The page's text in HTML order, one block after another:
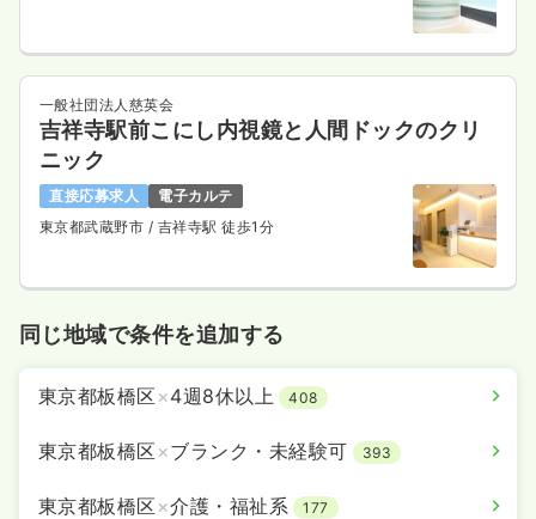
一般社団法人慈英会
吉祥寺駅前こにし内視鏡と人間ドックのクリ
ニック
直接応募求人
電子カルテ
東京都武蔵野市 / 吉祥寺駅 徒歩1分
同じ地域で条件を追加する
東京都板橋区 ×4週8休以上 408
東京都板橋区 ×ブランク・未経験可 393
東京都板橋区 ×介護・福祉系 177